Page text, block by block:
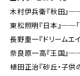
木村伊兵衛『秋田』
東松照明『日本』──
長野重一『ドリーム
奈良原一高『王国』
植田正治『砂丘・子